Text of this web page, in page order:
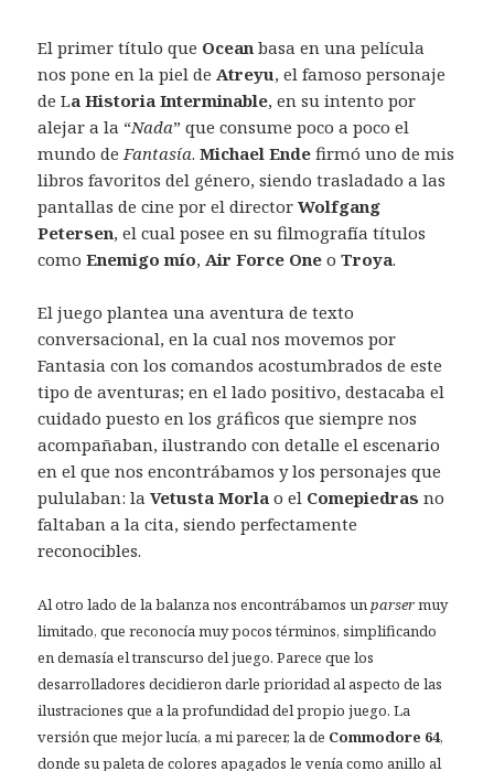
El primer título que Oceanbasa en una película
nos pone en la piel de Atreyu, el famoso personaje
de La Historia Interminable, en su intento por
alejar a la “Nada” que consume poco a poco el
mundo de Fantasía.Michael Ende firmó uno de mis
libros favoritos del género, siendo trasladado a las
pantallas de cine por el directorWolfgang
Petersen, el cual posee en su filmografía títulos
comoEnemigo mío, Air Force One oTroya.
El juego plantea una aventura de texto
conversacional, en la cual nos movemos por
Fantasia con los comandos acostumbrados de este
tipo de aventuras; en el lado positivo, destacaba el
cuidado puesto en los gráficos que siempre nos
acompañaban, ilustrando con detalle el escenario
en el que nos encontrábamos y los personajes que
pululaban: laVetusta Morla o el Comepiedrasno
faltaban a la cita, siendo perfectamente
reconocibles.
Al otro lado de la balanza nos encontrábamos unparsermuy
limitado, que reconocía muy pocos términos, simplificando
en demasía el transcurso del juego. Parece que los
desarrolladores decidieron darle prioridad al aspecto de las
ilustraciones que a la profundidad del propio juego. La
versión que mejor lucía, a mi parecer, la de Commodore 64,
donde su paleta de colores apagados le venía como anillo al